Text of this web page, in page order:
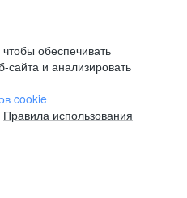
обеспечивать
сайта и анализировать
cookie
Правила использования